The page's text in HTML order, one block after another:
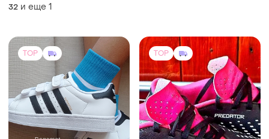
32 и еще 1
TOP TOP